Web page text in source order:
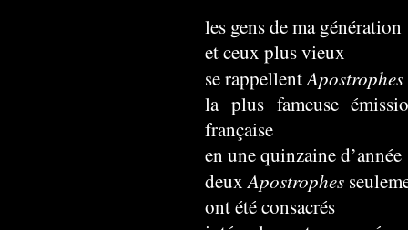
les gens de ma génération
et ceux plus vieux
se rappellentApostrophes
la plus fameuse
française
en une quinzaine d’année
deuxApostrophes
ont été consacrés